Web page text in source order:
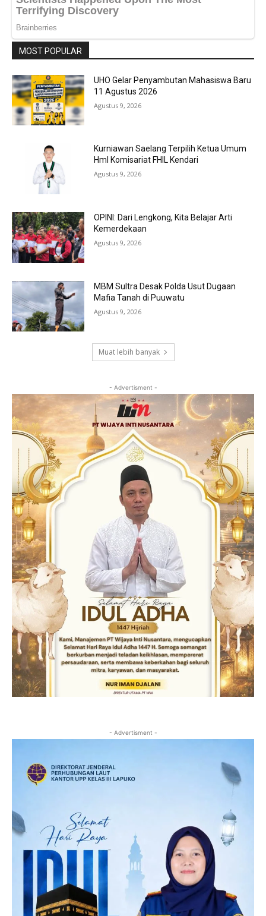
MOST POPULAR
UHO Gelar Penyambutan Mahasiswa Baru
11 Agustus 2026
Agustus 9, 2026
Kurniawan Saelang Terpilih Ketua Umum
HmI Komisariat FHIL Kendari
Agustus 9, 2026
OPINI: Dari Lengkong, Kita Belajar Arti
Kemerdekaan
Agustus 9, 2026
MBM Sultra Desak Polda Usut Dugaan
Mafia Tanah di Puuwatu
Agustus 9, 2026
Muat lebih banyak
- Advertisment -
- Advertisment -